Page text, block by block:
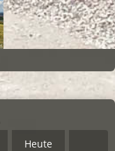
Heute